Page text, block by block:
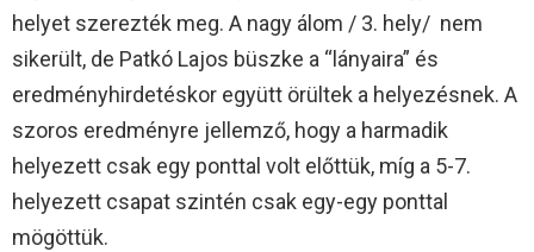
helyet szerezték meg. A nagy álom / 3. hely/ nem
sikerült, de Patkó Lajos büszke a “lányaira” és
eredményhirdetéskor együtt örültek a helyezésnek. A
szoros eredményre jellemző, hogy a harmadik
helyezett csak egy ponttal volt előttük, míg a 5-7.
helyezett csapat szintén csak egy-egy ponttal
mögöttük.